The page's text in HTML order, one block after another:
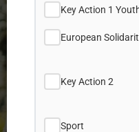
Key Action 1
European
Key Action 2
Sport